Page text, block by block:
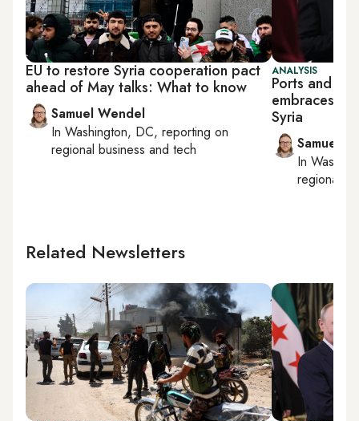
EU to restore Syria cooperation pact
ahead of May talks: What to know
Samuel Wendel
In Washington, DC, reporting on
regional business and tech
ANALYSIS
Ports and
embraces
Syria
Samuel
In
regional
Related Newsletters